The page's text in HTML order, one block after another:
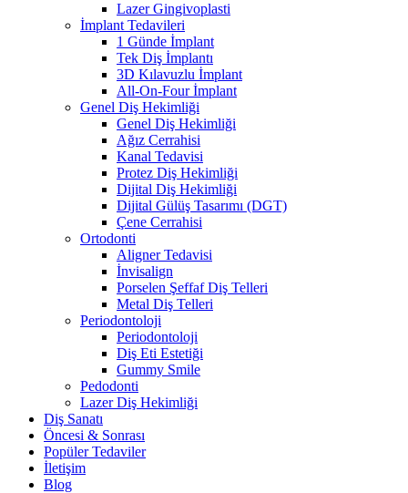
Lazer Gingivoplasti
İmplant Tedavileri
1 Günde İmplant
Tek Diş İmplantı
3D Kılavuzlu İmplant
All-On-Four İmplant
Genel Diş Hekimliği
Genel Diş Hekimliği
Ağız Cerrahisi
Kanal Tedavisi
Protez Diş Hekimliği
Dijital Diş Hekimliği
Dijital Gülüş Tasarımı (DGT)
Çene Cerrahisi
Ortodonti
Aligner Tedavisi
İnvisalign
Porselen Şeffaf Diş Telleri
Metal Diş Telleri
Periodontoloji
Periodontoloji
Diş Eti Estetiği
Gummy Smile
Pedodonti
Lazer Diş Hekimliği
Diş Sanatı
Öncesi & Sonrası
Popüler Tedaviler
İletişim
Blog